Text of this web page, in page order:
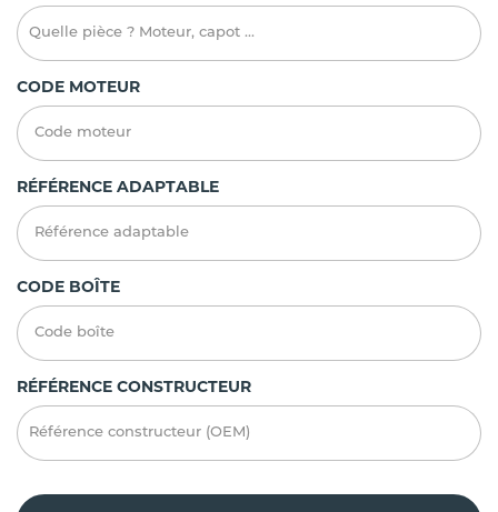
CODE MOTEUR
RÉFÉRENCE ADAPTABLE
CODE BOÎTE
RÉFÉRENCE CONSTRUCTEUR